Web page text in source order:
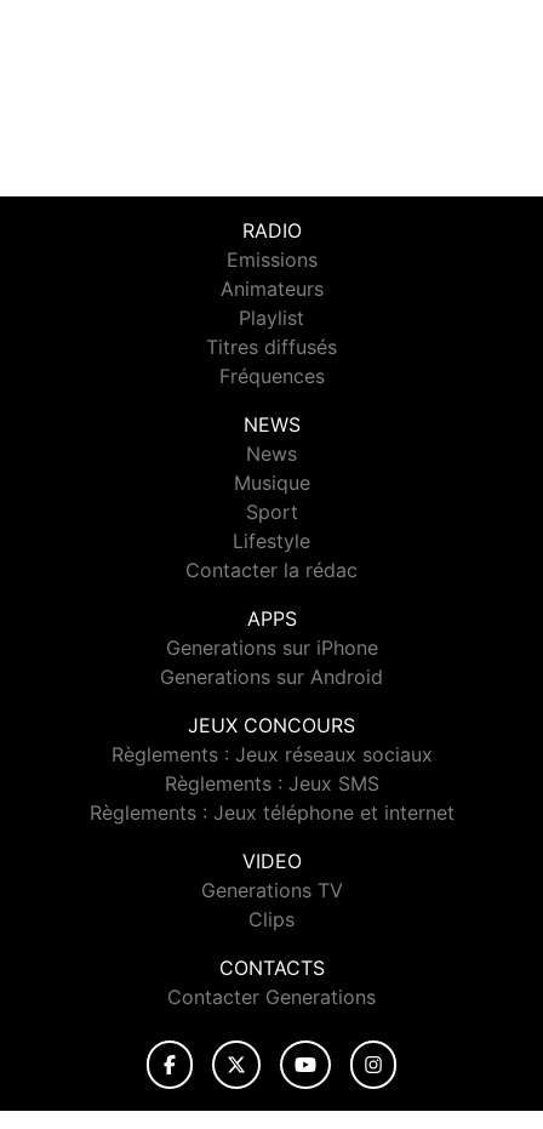
RADIO
Emissions
Animateurs
Playlist
Titres diffusés
Fréquences
NEWS
News
Musique
Sport
Lifestyle
Contacter la rédac
APPS
Generations sur iPhone
Generations sur Android
JEUX CONCOURS
Règlements : Jeux réseaux sociaux
Règlements : Jeux SMS
Règlements : Jeux téléphone et internet
VIDEO
Generations TV
Clips
CONTACTS
Contacter Generations